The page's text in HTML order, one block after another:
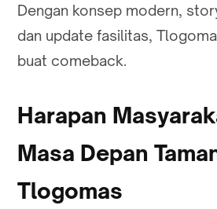
Dengan konsep modern,
dan update fasilitas,
buat comeback.
Harapan
Masa Depan
Tlogomas